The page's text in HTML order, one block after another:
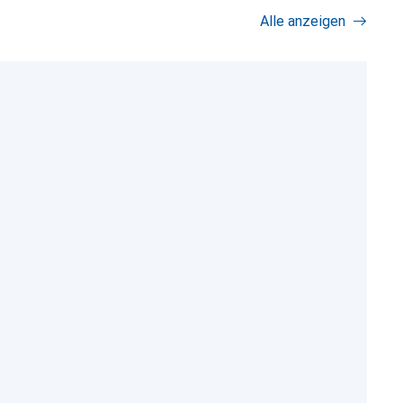
Alle anzeigen